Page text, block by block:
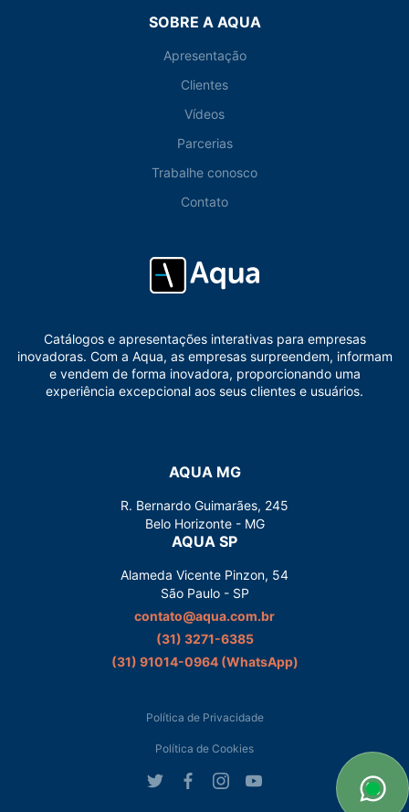
SOBRE A AQUA
Apresentação
Clientes
Vídeos
Parcerias
Trabalhe conosco
Contato
Catálogos e apresentações interativas para empresas
inovadoras. Com a Aqua, as empresas surpreendem, informam
e vendem de forma inovadora, proporcionando uma
experiência excepcional aos seus clientes e usuários.
AQUA MG
R. Bernardo Guimarães, 245
Belo Horizonte - MG
AQUA SP
Alameda Vicente Pinzon, 54
São Paulo - SP
contato@aqua.com.br
(31) 3271-6385
(31) 91014-0964‬ (WhatsApp)
Política de Privacidade
Política de Cookies